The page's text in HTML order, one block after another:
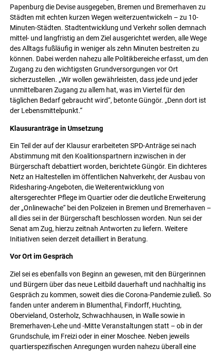
Papenburg die Devise ausgegeben, Bremen und Bremerhaven zu
Städten mit echten kurzen Wegen weiterzuentwickeln – zu 10-
Minuten-Städten. Stadtentwicklung und Verkehr sollen demnach
mittel- und langfristig an dem Ziel ausgerichtet werden, alle Wege
des Alltags fußläufig in weniger als zehn Minuten bestreiten zu
können. Dabei werden nahezu alle Politikbereiche erfasst, um den
Zugang zu den wichtigsten Grundversorgungen vor Ort
sicherzustellen. „Wir wollen gewährleisten, dass jede und jeder
unmittelbaren Zugang zu allem hat, was im Viertel für den
täglichen Bedarf gebraucht wird“, betonte Güngör. „Denn dort ist
der Lebensmittelpunkt.“
Klausuranträge in Umsetzung
Ein Teil der auf der Klausur erarbeiteten SPD-Anträge sei nach
Abstimmung mit den Koalitionspartnern inzwischen in der
Bürgerschaft debattiert worden, berichtete Güngör. Ein dichteres
Netz an Haltestellen im öffentlichen Nahverkehr, der Ausbau von
Ridesharing-Angeboten, die Weiterentwicklung von
altersgerechter Pflege im Quartier oder die deutliche Erweiterung
der „Onlinewache“ bei den Polizeien in Bremen und Bremerhaven –
all dies sei in der Bürgerschaft beschlossen worden. Nun sei der
Senat am Zug, hierzu zeitnah Antworten zu liefern. Weitere
Initiativen seien derzeit detailliert in Beratung.
Vor Ort im Gespräch
Ziel sei es ebenfalls von Beginn an gewesen, mit den Bürgerinnen
und Bürgern über das neue Leitbild dauerhaft und nachhaltig ins
Gespräch zu kommen, soweit dies die Corona-Pandemie zuließ. So
fanden unter anderem in Blumenthal, Findorff, Huchting,
Obervieland, Osterholz, Schwachhausen, in Walle sowie in
Bremerhaven-Lehe und -Mitte Veranstaltungen statt – ob in der
Grundschule, im Freizi oder in einer Moschee. Neben jeweils
quartierspezifischen Anregungen wurden nahezu überall eine